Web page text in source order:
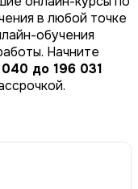
в любой точке
обучения
Начните
до 196 031